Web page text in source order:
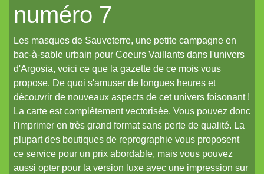
Refuge 17 (Coeurs Vaillants)
Daitoshi Underground Yäger (manga violent)
Un écran pour Coeurs Vaillants // IPP (Intrépides)
Un nouveau site et un oeuf de pâques de noël...
Un reflet de lotus polychrome
Le Grand Imagier, partie un
Le Grand Imagier, partie deux
numéro 7
Les masques de Sauveterre, une petite campagne en
bac-à-sable urbain pour Coeurs Vaillants dans l'univers
d'Argosia, voici ce que la gazette de ce mois vous
propose. De quoi s'amuser de longues heures et
découvrir de nouveaux aspects de cet univers foisonant !
La carte est complètement vectorisée. Vous pouvez donc
l'imprimer en très grand format sans perte de qualité. La
plupart des boutiques de reprographie vous proposent
ce service pour un prix abordable, mais vous pouvez
aussi opter pour la version luxe avec une impression sur